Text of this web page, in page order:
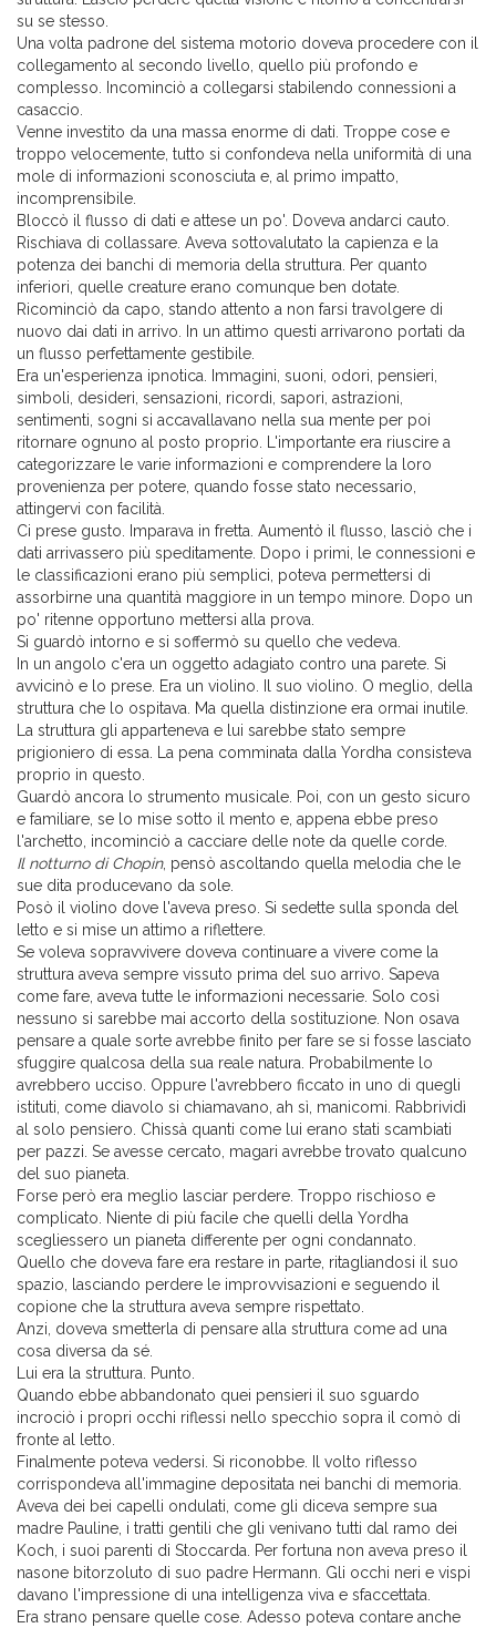
su se stesso.
Una volta padrone del sistema motorio doveva procedere con il
collegamento al secondo livello, quello più profondo e
complesso. Incominciò a collegarsi stabilendo connessioni a
casaccio.
Venne investito da una massa enorme di dati. Troppe cose e
troppo velocemente, tutto si confondeva nella uniformità di una
mole di informazioni sconosciuta e, al primo impatto,
incomprensibile.
Bloccò il flusso di dati e attese un po'. Doveva andarci cauto.
Rischiava di collassare. Aveva sottovalutato la capienza e la
potenza dei banchi di memoria della struttura. Per quanto
inferiori, quelle creature erano comunque ben dotate.
Ricominciò da capo, stando attento a non farsi travolgere di
nuovo dai dati in arrivo. In un attimo questi arrivarono portati da
un flusso perfettamente gestibile.
Era un'esperienza ipnotica. Immagini, suoni, odori, pensieri,
simboli, desideri, sensazioni, ricordi, sapori, astrazioni,
sentimenti, sogni si accavallavano nella sua mente per poi
ritornare ognuno al posto proprio. L'importante era riuscire a
categorizzare le varie informazioni e comprendere la loro
provenienza per potere, quando fosse stato necessario,
attingervi con facilità.
Ci prese gusto. Imparava in fretta. Aumentò il flusso, lasciò che i
dati arrivassero più speditamente. Dopo i primi, le connessioni e
le classificazioni erano più semplici, poteva permettersi di
assorbirne una quantità maggiore in un tempo minore. Dopo un
po' ritenne opportuno mettersi alla prova.
Si guardò intorno e si soffermò su quello che vedeva.
In un angolo c'era un oggetto adagiato contro una parete. Si
avvicinò e lo prese. Era un violino. Il suo violino. O meglio, della
struttura che lo ospitava. Ma quella distinzione era ormai inutile.
La struttura gli apparteneva e lui sarebbe stato sempre
prigioniero di essa. La pena comminata dalla Yordha consisteva
proprio in questo.
Guardò ancora lo strumento musicale. Poi, con un gesto sicuro
e familiare, se lo mise sotto il mento e, appena ebbe preso
l'archetto, incominciò a cacciare delle note da quelle corde.
Il notturno di Chopin, pensò ascoltando quella melodia che le
sue dita producevano da sole.
Posò il violino dove l'aveva preso. Si sedette sulla sponda del
letto e si mise un attimo a riflettere.
Se voleva sopravvivere doveva continuare a vivere come la
struttura aveva sempre vissuto prima del suo arrivo. Sapeva
come fare, aveva tutte le informazioni necessarie. Solo così
nessuno si sarebbe mai accorto della sostituzione. Non osava
pensare a quale sorte avrebbe finito per fare se si fosse lasciato
sfuggire qualcosa della sua reale natura. Probabilmente lo
avrebbero ucciso. Oppure l'avrebbero ficcato in uno di quegli
istituti, come diavolo si chiamavano, ah sì, manicomi. Rabbrividì
al solo pensiero. Chissà quanti come lui erano stati scambiati
per pazzi. Se avesse cercato, magari avrebbe trovato qualcuno
del suo pianeta.
Forse però era meglio lasciar perdere. Troppo rischioso e
complicato. Niente di più facile che quelli della Yordha
scegliessero un pianeta differente per ogni condannato.
Quello che doveva fare era restare in parte, ritagliandosi il suo
spazio, lasciando perdere le improvvisazioni e seguendo il
copione che la struttura aveva sempre rispettato.
Anzi, doveva smetterla di pensare alla struttura come ad una
cosa diversa da sé.
Lui era la struttura. Punto.
Quando ebbe abbandonato quei pensieri il suo sguardo
incrociò i propri occhi riflessi nello specchio sopra il comò di
fronte al letto.
Finalmente poteva vedersi. Si riconobbe. Il volto riflesso
corrispondeva all'immagine depositata nei banchi di memoria.
Aveva dei bei capelli ondulati, come gli diceva sempre sua
madre Pauline, i tratti gentili che gli venivano tutti dal ramo dei
Koch, i suoi parenti di Stoccarda. Per fortuna non aveva preso il
nasone bitorzoluto di suo padre Hermann. Gli occhi neri e vispi
davano l'impressione di una intelligenza viva e sfaccettata.
Era strano pensare quelle cose. Adesso poteva contare anche